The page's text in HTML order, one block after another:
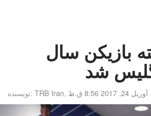
بازیکن سال
شد
نویسنده:TRB Iran, آوریل 24, 2017 8:56 ق.ظ